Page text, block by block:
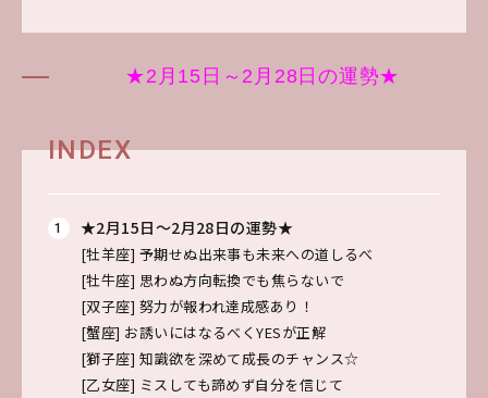
★2月15日～2月28日の運勢★
INDEX
★2月15日～2月28日の運勢★
[牡羊座] 予期せぬ出来事も未来への道しるべ
[牡牛座] 思わぬ方向転換でも焦らないで
[双子座] 努力が報われ達成感あり！
[蟹座] お誘いにはなるべくYESが正解
[獅子座] 知識欲を深めて成長のチャンス☆
[乙女座] ミスしても諦めず自分を信じて